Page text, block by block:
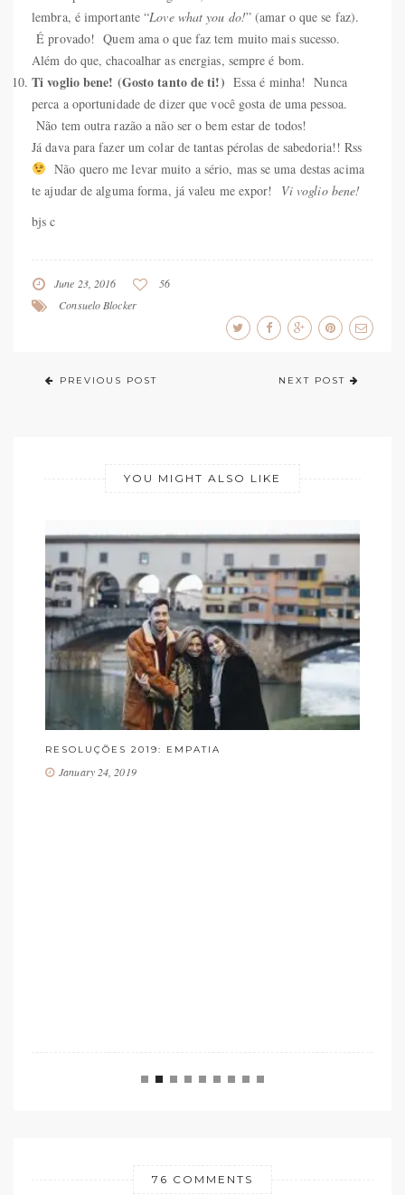
lembra, é importante “Love what you do!” (amar o que se faz).
É provado! Quem ama o que faz tem muito mais sucesso.
Além do que, chacoalhar as energias, sempre é bom.
Ti voglio bene! (Gosto tanto de ti!) Essa é minha! Nunca
perca a oportunidade de dizer que você gosta de uma pessoa.
Não tem outra razão a não ser o bem estar de todos!
Já dava para fazer um colar de tantas pérolas de sabedoria!! Rss
Não quero me levar muito a sério, mas se uma destas acima
te ajudar de alguma forma, já valeu me expor! Vi voglio bene!
bjs c
June 23, 2016
56
Consuelo Blocker
PREVIOUS POST NEXT POST
YOU MIGHT ALSO LIKE
RESOLUÇÕES 2019: EMPATIA
January 24, 2019
76 COMMENTS